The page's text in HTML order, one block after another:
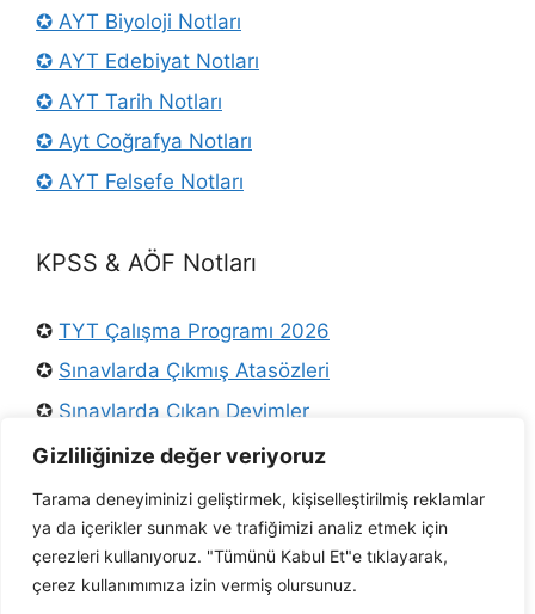
Gizliliğinize değer veriyoruz
Tarama deneyiminizi geliştirmek, kişiselleştirilmiş reklamlar
ya da içerikler sunmak ve trafiğimizi analiz etmek için
çerezleri kullanıyoruz. "Tümünü Kabul Et"e tıklayarak,
çerez kullanımımıza izin vermiş olursunuz.
✪ AYT Biyoloji Notları
✪ AYT Edebiyat Notları
✪ AYT Tarih Notları
✪ Ayt Coğrafya Notları
✪ AYT Felsefe Notları
KPSS & AÖF Notları
✪ TYT Çalışma Programı 2026
✪ Sınavlarda Çıkmış Atasözleri
✪ Sınavlarda Çıkan Deyimler
✪Osmanlı Padişahları
✪KPSS Türkçe Konuları
✪Ders Arşivi Twitter
✪ AÖF Tarih Notları